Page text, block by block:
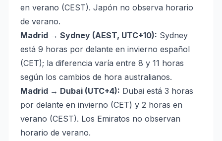
en verano (CEST). Japón no observa horario
de verano.
Madrid → Sydney (AEST, UTC+10): Sydney
está 9 horas por delante en invierno español
(CET); la diferencia varía entre 8 y 11 horas
según los cambios de hora australianos.
Madrid → Dubai (UTC+4): Dubai está 3 horas
por delante en invierno (CET) y 2 horas en
verano (CEST). Los Emiratos no observan
horario de verano.